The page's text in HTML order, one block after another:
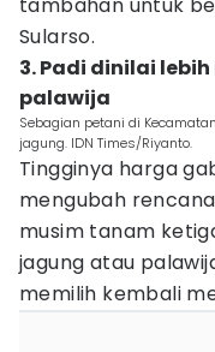
Sularso.
3. Padi dinilai
palawija
Sebagian petani di
jagung. IDN Times/Riyanto.
Tingginya harga
mengubah
musim tanam
jagung atau
memilih kembali